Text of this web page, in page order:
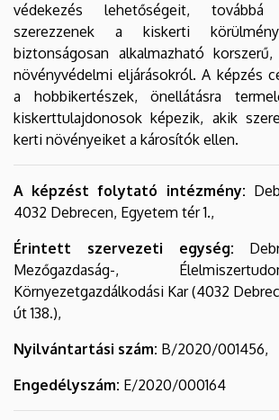
védekezés lehetőségeit, továbbá
szerezzenek a kiskerti
biztonságosan alkalmazható
növényvédelmi eljárásokról. A képzés
a hobbikertészek, önellátásra
kiskerttulajdonosok képezik, akik
kerti növényeiket a károsítók ellen.
A képzést folytató intézmény:
4032 Debrecen, Egyetem tér 1.,
Érintett szervezeti egység:
Mezőgazdaság-,
Környezetgazdálkodási Kar (4032
út 138.),
Nyilvántartási szám: B/2020/001456,
Engedélyszám: E/2020/000164